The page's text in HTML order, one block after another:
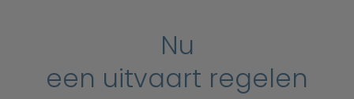
Nu
een uitvaart regelen